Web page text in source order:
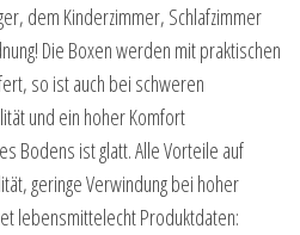
dem Kinderzimmer, Schlafzimmer
Die Boxen werden mit praktischen
so ist auch bei schweren
und ein hoher Komfort
Bodens ist glatt. Alle Vorteile auf
geringe Verwindung bei hoher
lebensmittelecht Produktdaten: